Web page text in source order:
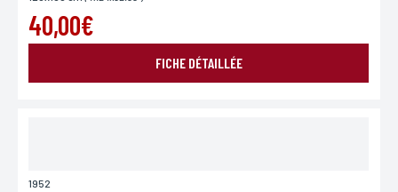
40,00€
FICHE DÉTAILLÉE
1952